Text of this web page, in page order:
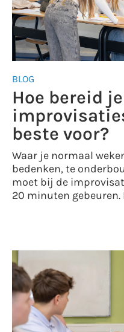
BLOG
Hoe bereid
beste voor?
Waar je normaal
bedenken, te
moet bij de
20 minuten gebeuren.